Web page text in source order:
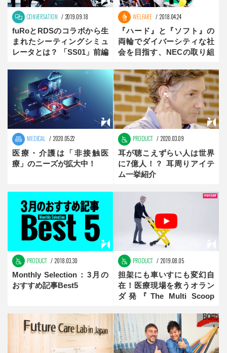
CONVERSATION 2019.09.18
fuRoとRDSのコラボから生
まれたシーティングシミュ
レータとは？ 「SS01」前編
WELFARE 2018.04.24
『ハード』と『ソフト』の
両輪でダイバーシティな社
会を目指す、NECの取り組
業】後編
MEDICAL 2020.05.22
医療・介護は「非接触医
療」のニーズが拡大中！
PRODUCT 2020.03.09
耳が聴こえずらい人は世界
に7億人！？ 耳周りアイテ
ム一挙紹介
PRODUCT 2018.03.30
Monthly Selection：3月の
おすすめ記事Best5
PRODUCT 2019.08.05
担架にも車いすにも変幻自
在！医療現場を救うオラン
ダ発『The Multi Scoop